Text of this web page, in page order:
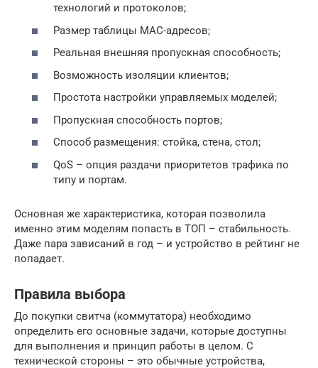
технологий и протоколов;
Размер таблицы MAC-адресов;
Реальная внешняя пропускная способность;
Возможность изоляции клиентов;
Простота настройки управляемых моделей;
Пропускная способность портов;
Способ размещения: стойка, стена, стол;
QoS – опция раздачи приоритетов трафика по
типу и портам.
Основная же характеристика, которая позволила
именно этим моделям попасть в ТОП – стабильность.
Даже пара зависаний в год – и устройство в рейтинг не
попадает.
Правила выбора
До покупки свитча (коммутатора) необходимо
определить его основные задачи, которые доступны
для выполнения и принцип работы в целом. С
технической стороны – это обычные устройства,